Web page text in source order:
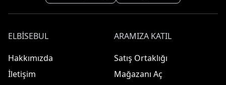
ELBISEBUL
Hakkımızda
İletişim
ARAMIZA KATIL
Satış Ortaklığı
Mağazanı Aç